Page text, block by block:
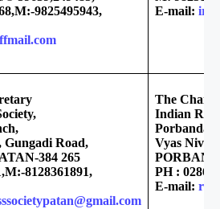
9825495943,
E-mail:
Gungadi Road,
384 265
8128361891,
The
Indian Red
Porbandar
Vyas
PH : 0286-
E-mail: